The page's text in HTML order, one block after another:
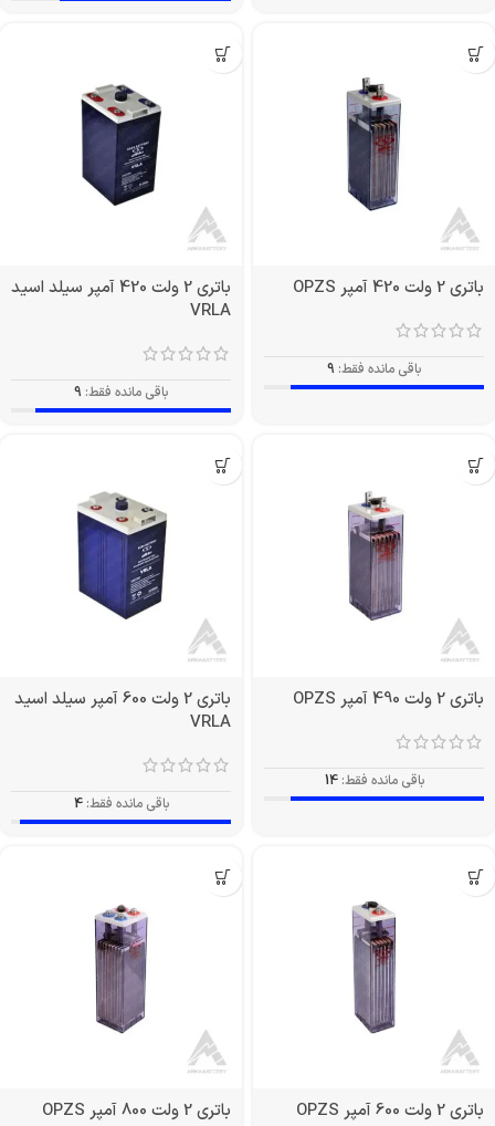
باتری 2 ولت 420 آمپر OPZS
باقی مانده فقط: 9
باتری 2 ولت 420 آمپر سیلد اسید
VRLA
باقی مانده فقط: 9
باتری 2 ولت 490 آمپر OPZS
باقی مانده فقط: 14
باتری 2 ولت 600 آمپر سیلد اسید
VRLA
باقی مانده فقط: 4
باتری 2 ولت 600 آمپر OPZS باتری 2 ولت 800 آمپر OPZS